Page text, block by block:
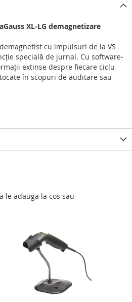
XL-LG demagnetizare
cu impulsuri de la VS
specială de jurnal. Cu software-
extinse despre fiecare ciclu
în scopuri de auditare sau
le adauga la cos sau